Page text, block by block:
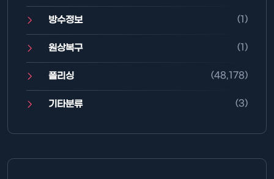
방수정보 (1)
원상복구 (1)
폴리싱 (48,178)
기타분류 (3)